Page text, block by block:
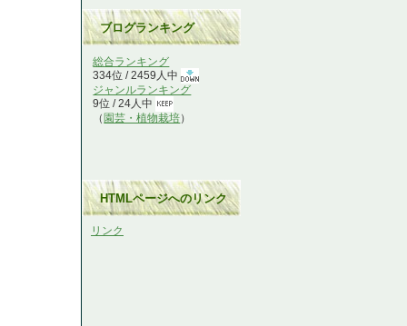
ブログランキング
総合ランキング
334位 / 2459人中
ジャンルランキング
9位 / 24人中
（ 園芸・植物栽培）
HTMLページへのリンク
リンク